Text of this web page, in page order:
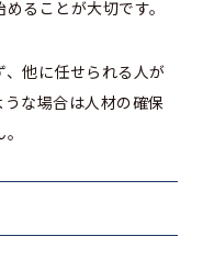
ることが大切です。
他に任せられる人が
な場合は人材の確保